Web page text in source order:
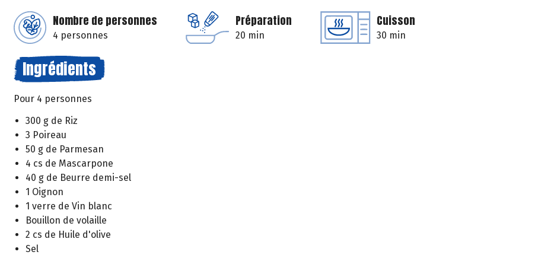
Nombre de personnes
4 personnes
Préparation
20 min
Cuisson
30 min
Ingrédients
Pour 4 personnes
300 g de Riz
3 Poireau
50 g de Parmesan
4 cs de Mascarpone
40 g de Beurre demi-sel
1 Oignon
1 verre de Vin blanc
Bouillon de volaille
2 cs de Huile d'olive
Sel